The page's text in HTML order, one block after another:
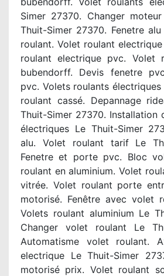
Simer 27370. Changer
Thuit-Simer 27370. Fenetre
roulant. Volet roulant
roulant electrique pvc. Volet
bubendorff. Devis fenetre
pvc. Volets roulants électriques
roulant cassé. Depannage
Thuit-Simer 27370. Installation
électriques Le Thuit-Simer
alu. Volet roulant tarif Le
Fenetre et porte pvc. Bloc
roulant en aluminium. Volet
vitrée. Volet roulant porte
motorisé. Fenêtre avec volet
Volets roulant aluminium Le
Changer volet roulant Le
Automatisme volet roulant.
electrique Le Thuit-Simer
motorisé prix. Volet roulant